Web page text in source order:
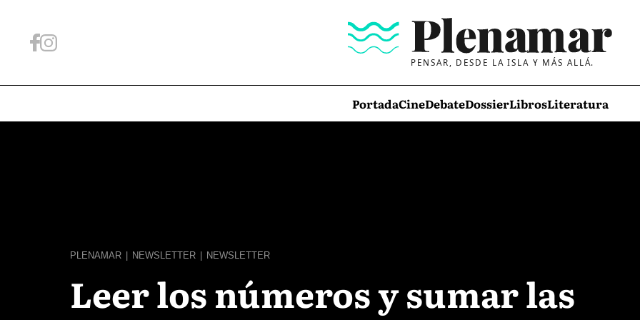
PENSAR, DESDE LA ISLA Y MÁS ALLÁ.
PortadaCineDebateDossierLibrosLiteratura
PLENAMAR NEWSLETTER NEWSLETTER
Leer los números y sumar las